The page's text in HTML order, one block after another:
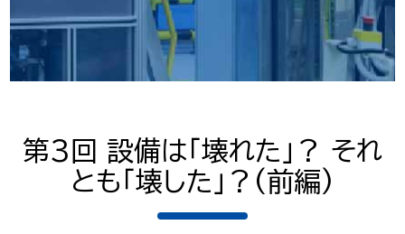
第3回 設備は「壊れた」？ それ
とも「壊した」？(前編)